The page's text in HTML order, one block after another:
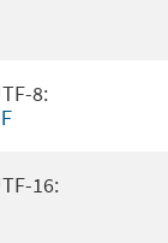
8:
16: